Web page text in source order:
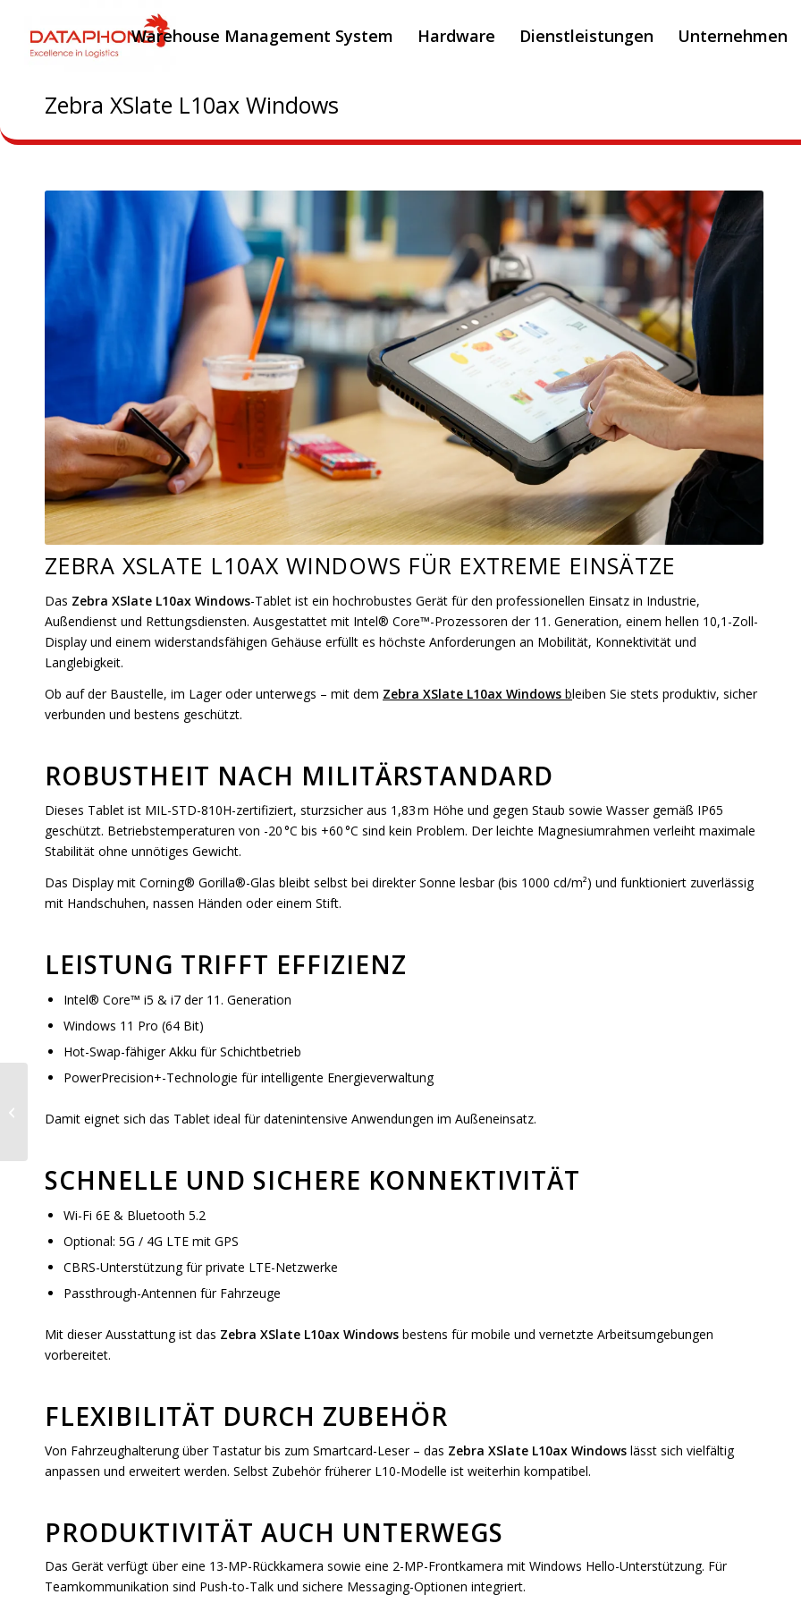
Warehouse Management System Hardware Dienstleistungen Unternehmen
Zebra XSlate L10ax Windows
ZEBRA XSLATE L10AX WINDOWS FÜR EXTREME EINSÄTZE
Das Zebra XSlate L10ax Windows-Tablet ist ein hochrobustes Gerät für den professionellen Einsatz in Industrie,
Außendienst und Rettungsdiensten. Ausgestattet mit Intel® Core™-Prozessoren der 11. Generation, einem hellen 10,1-Zoll-
Display und einem widerstandsfähigen Gehäuse erfüllt es höchste Anforderungen an Mobilität, Konnektivität und
Langlebigkeit.
Ob auf der Baustelle, im Lager oder unterwegs – mit dem Zebra XSlate L10ax Windows bleiben Sie stets produktiv, sicher
verbunden und bestens geschützt.
ROBUSTHEIT NACH MILITÄRSTANDARD
Dieses Tablet ist MIL-STD-810H-zertifiziert, sturzsicher aus 1,83 m Höhe und gegen Staub sowie Wasser gemäß IP65
geschützt. Betriebstemperaturen von -20 °C bis +60 °C sind kein Problem. Der leichte Magnesiumrahmen verleiht maximale
Stabilität ohne unnötiges Gewicht.
Das Display mit Corning® Gorilla®-Glas bleibt selbst bei direkter Sonne lesbar (bis 1000 cd/m²) und funktioniert zuverlässig
mit Handschuhen, nassen Händen oder einem Stift.
LEISTUNG TRIFFT EFFIZIENZ
Intel® Core™ i5 & i7 der 11. Generation
Windows 11 Pro (64 Bit)
Hot-Swap-fähiger Akku für Schichtbetrieb
PowerPrecision+-Technologie für intelligente Energieverwaltung
Damit eignet sich das Tablet ideal für datenintensive Anwendungen im Außeneinsatz.
SCHNELLE UND SICHERE KONNEKTIVITÄT
Wi-Fi 6E & Bluetooth 5.2
Optional: 5G / 4G LTE mit GPS
CBRS-Unterstützung für private LTE-Netzwerke
Passthrough-Antennen für Fahrzeuge
Mit dieser Ausstattung ist das Zebra XSlate L10ax Windows bestens für mobile und vernetzte Arbeitsumgebungen
vorbereitet.
FLEXIBILITÄT DURCH ZUBEHÖR
Von Fahrzeughalterung über Tastatur bis zum Smartcard-Leser – das Zebra XSlate L10ax Windows lässt sich vielfältig
anpassen und erweitert werden. Selbst Zubehör früherer L10-Modelle ist weiterhin kompatibel.
PRODUKTIVITÄT AUCH UNTERWEGS
Das Gerät verfügt über eine 13-MP-Rückkamera sowie eine 2-MP-Frontkamera mit Windows Hello-Unterstützung. Für
Teamkommunikation sind Push-to-Talk und sichere Messaging-Optionen integriert.
Mobilcomputer